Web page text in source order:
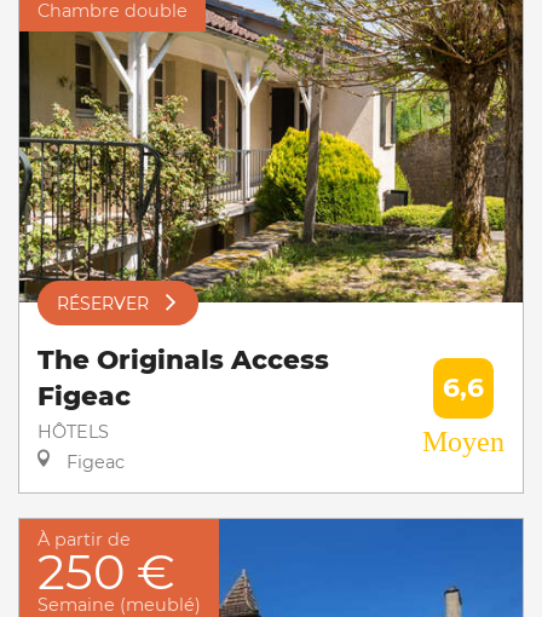
Chambre double
RÉSERVER
The Originals Access
Figeac
HÔTELS
Figeac
6,6
Moyen
À partir de
250 €
Semaine (meublé)